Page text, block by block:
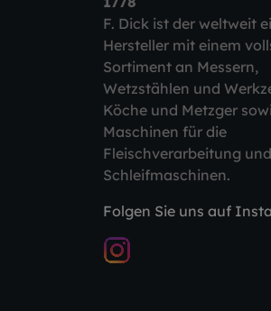
F. Dick ist der weltweit
Hersteller mit einem
Sortiment an Messern,
Wetzstählen und
Köche und Metzger
Maschinen für die
Fleischverarbeitung und
Schleifmaschinen.
Folgen Sie uns auf